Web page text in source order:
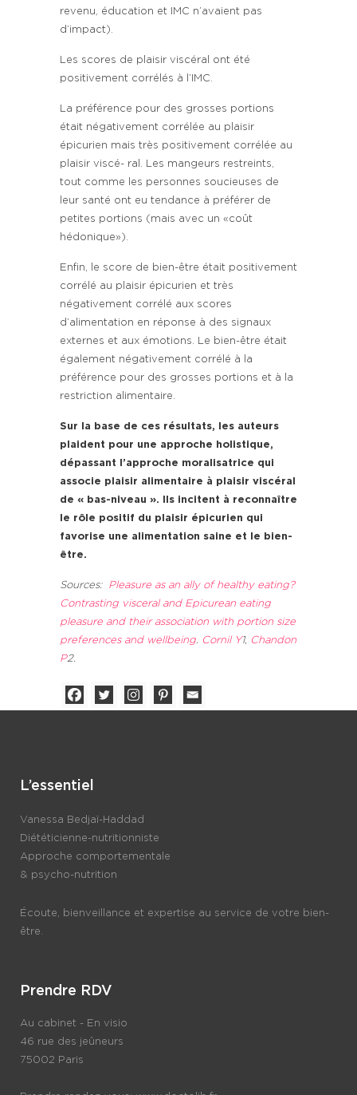
revenu, éducation et IMC n’avaient pas
d’impact).
Les scores de plaisir viscéral ont été
positivement corrélés à l’IMC.
La préférence pour des grosses portions
était négativement corrélée au plaisir
épicurien mais très positivement corrélée au
plaisir viscé- ral. Les mangeurs restreints,
tout comme les personnes soucieuses de
leur santé ont eu tendance à préférer de
petites portions (mais avec un «coût
hédonique»).
Enfin, le score de bien-être était positivement
corrélé au plaisir épicurien et très
négativement corrélé aux scores
d’alimentation en réponse à des signaux
externes et aux émotions. Le bien-être était
également négativement corrélé à la
préférence pour des grosses portions et à la
restriction alimentaire.
Sur la base de ces résultats, les auteurs
plaident pour une approche holistique,
dépassant l’approche moralisatrice qui
associe plaisir alimentaire à plaisir viscéral
de « bas-niveau ». Ils incitent à reconnaître
le rôle positif du plaisir épicurien qui
favorise une alimentation saine et le bien-
être.
Sources: Pleasure as an ally of healthy eating?
Contrasting visceral and Epicurean eating
pleasure and their association with portion size
preferences and wellbeing. Cornil Y1, Chandon
P2.
L’essentiel
Vanessa Bedjaï-Haddad
Diététicienne-nutritionniste
Approche comportementale
& psycho-nutrition
Écoute, bienveillance et expertise au service de votre bien-
être.
Prendre RDV
Au cabinet - En visio
46 rue des jeûneurs
75002 Paris